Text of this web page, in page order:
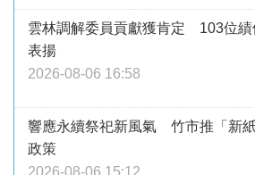
雲林調解委員貢獻獲肯定 103位績
表揚
2026-08-06 16:58
響應永續祭祀新風氣 竹市推「新紙
政策
2026-08-06 15:12